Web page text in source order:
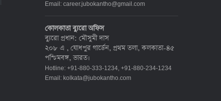
৫ জুলাই ২০২২, ১৮:৪৭
করোনায় ২৪ ঘণ্টায় মৃত্যু ১২, শনাক্ত দুই হাজার
ছাড়িয়ে
৪ জুলাই ২০২২, ১৬:৫১
Email: career.jubokantho@gmail.com
কোলকাতা ব্যুরো অফিস
ব্যুরো প্রধান: মৌসুমী দাস
২০৮ এ , যোধপুর গার্ডেন, প্রথম তলা, কলকাতা-৪৫
পশ্চিমবঙ্গ, ভারত।
Hotline: +91-880-333-1234, +91-880-234-1234
Email: kolkata@jubokantho.com